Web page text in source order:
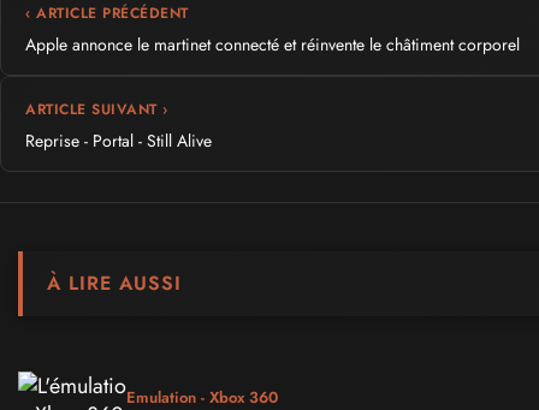
‹ ARTICLE PRÉCÉDENT
Apple annonce le martinet connecté et réinvente le châtiment corporel
ARTICLE SUIVANT ›
Reprise - Portal - Still Alive
À LIRE AUSSI
Emulation - Xbox 360